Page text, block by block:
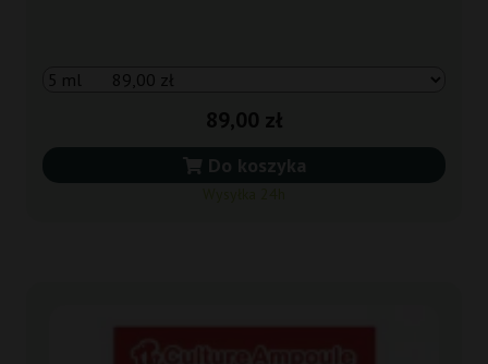
89,00 zł
Do koszyka